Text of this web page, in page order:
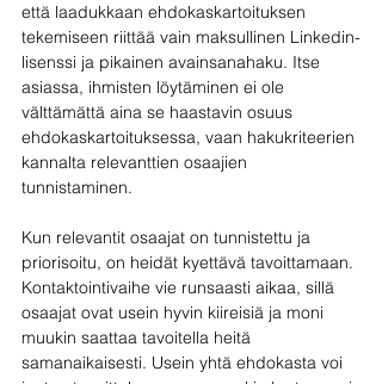
että laadukkaan ehdokaskartoituksen
tekemiseen riittää vain maksullinen Linkedin-
lisenssi ja pikainen avainsanahaku. Itse
asiassa, ihmisten löytäminen ei ole
välttämättä aina se haastavin osuus
ehdokaskartoituksessa, vaan hakukriteerien
kannalta relevanttien osaajien
tunnistaminen.
Kun relevantit osaajat on tunnistettu ja
priorisoitu, on heidät kyettävä tavoittamaan.
Kontaktointivaihe vie runsaasti aikaa, sillä
osaajat ovat usein hyvin kiireisiä ja moni
muukin saattaa tavoitella heitä
samanaikaisesti. Usein yhtä ehdokasta voi